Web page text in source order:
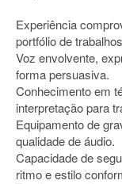
Experiência
portfólio de
Voz envolvente,
forma persuasiva.
Conhecimento em
interpretação para
Equipamento de
qualidade de áudio.
Capacidade de
ritmo e estilo